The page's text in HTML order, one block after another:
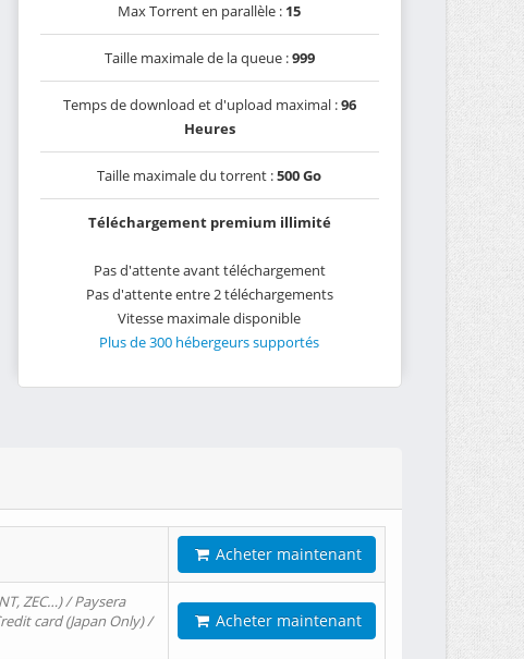
Max Torrent en parallèle : 15
Taille maximale de la queue :999
Temps de download et d'upload maximal :96
Heures
Taille maximale du torrent :500 Go
Téléchargement premium illimité
Pas d'attente avant téléchargement
Pas d'attente entre 2 téléchargements
Vitesse maximale disponible
Plus de 300 hébergeurs supportés
Acheter maintenant
ZEC…) / Paysera
card (Japan Only) /
Acheter maintenant